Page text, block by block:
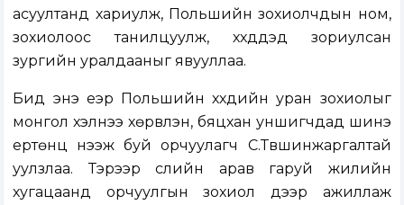
асуултанд хариулж, Польшийн зохиолчдын ном,
зохиолоос танилцуулж, хүүхдүүдэд зориулсан
зургийн уралдааныг явууллаа.
Бид энэ үеэр Польшийн хүүхдийн уран зохиолыг
монгол хэлнээ хөрвүүлэн, бяцхан уншигчдад шинэ
ертөнц нээж буй орчуулагч С.Түвшинжаргалтай
уулзлаа. Тэрээр сүүлийн арав гаруй жилийн
хугацаанд орчуулгын зохиол дээр ажиллаж